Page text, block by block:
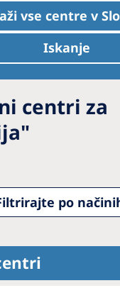
vse centre v
Iskanje
centri za
"
po